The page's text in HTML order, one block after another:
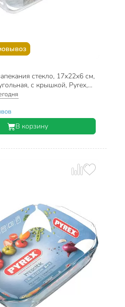
стекло, 17х22х6 см,
с крышкой, Pyrex,
В корзину